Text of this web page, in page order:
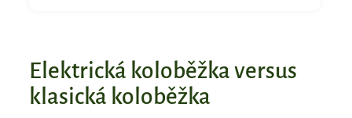
Elektrická koloběžka versus
klasická koloběžka